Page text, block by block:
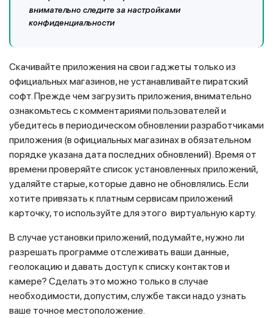
внимательно следите за настройками
конфиденциальности
Скачивайте приложения на свои гаджеты только из
официальных магазинов, не устанавливайте пиратский
софт. Прежде чем загрузить приложения, внимательно
ознакомьтесь с комментариями пользователей и
убедитесь в периодическом обновлении разработчиками
приложения (в официальных магазинах в обязательном
порядке указана дата последних обновлений). Время от
времени проверяйте список установленных приложений,
удаляйте старые, которые давно не обновлялись. Если
хотите привязать к платным сервисам приложений
карточку, то используйте для этого виртуальную карту.
В случае установки приложений, подумайте, нужно ли
разрешать программе отслеживать ваши данные,
геолокацию и давать доступ к списку контактов и
камере? Сделать это можно только в случае
необходимости, допустим, службе такси надо узнать
ваше точное местоположение.